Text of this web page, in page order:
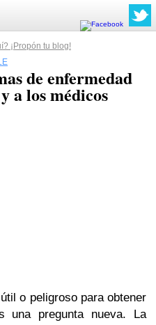
¡Propón tu blog!
de enfermedad
a los médicos
o peligroso para obtener
una pregunta nueva. La